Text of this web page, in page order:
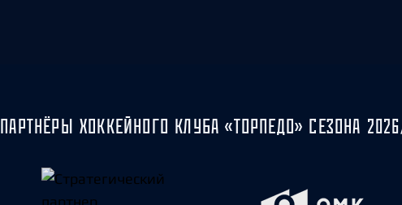
ПАРТНЁРЫ ХОККЕЙНОГО КЛУБА «ТОРПЕДО» СЕЗОНА